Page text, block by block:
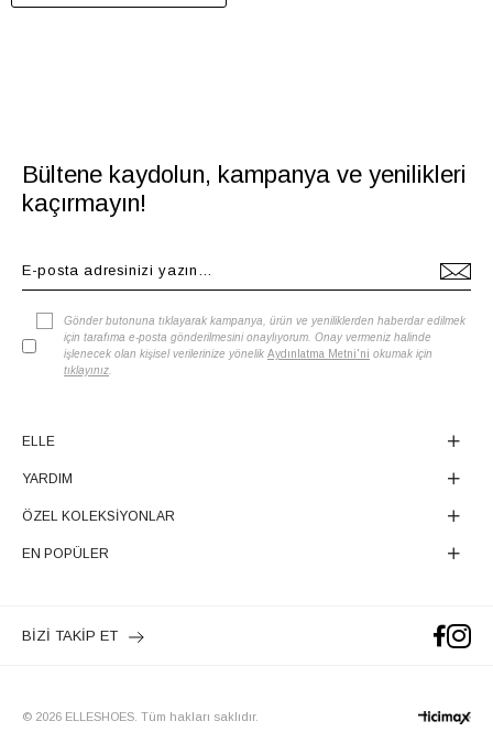
Bültene kaydolun, kampanya ve yenilikleri
kaçırmayın!
Gönder butonuna tıklayarak kampanya, ürün ve yeniliklerden haberdar edilmek
için tarafıma e-posta gönderilmesini onaylıyorum. Onay vermeniz halinde
işlenecek olan kişisel verilerinize yönelik Aydınlatma Metni'ni okumak için
tıklayınız
ELLE
YARDIM
ÖZEL KOLEKSİYONLAR
EN POPÜLER
BİZİ TAKİP ET
© 2026 ELLESHOES. Tüm hakları saklıdır.